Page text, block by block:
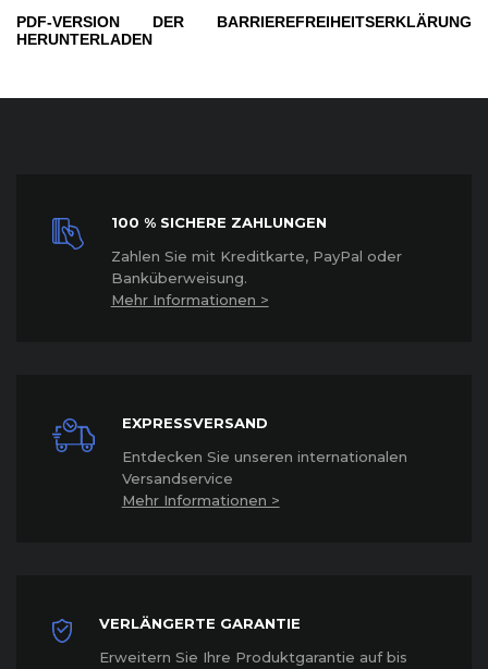
PDF-VERSION DER BARRIEREFREIHEITSERKLÄRUNG
HERUNTERLADEN
100 % SICHERE ZAHLUNGEN
Zahlen Sie mit Kreditkarte, PayPal oder
Banküberweisung.
Mehr Informationen >
EXPRESSVERSAND
Entdecken Sie unseren internationalen
Versandservice
Mehr Informationen >
VERLÄNGERTE GARANTIE
Erweitern Sie Ihre Produktgarantie auf bis